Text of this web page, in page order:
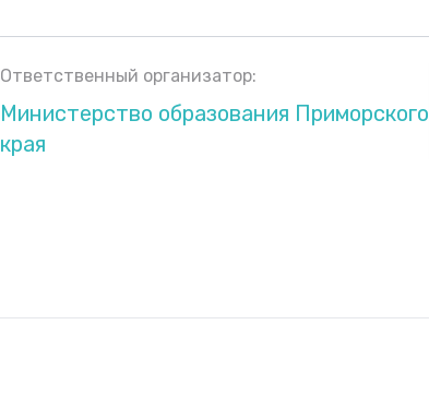
Ответственный организатор:
Министерство образования Приморского
края